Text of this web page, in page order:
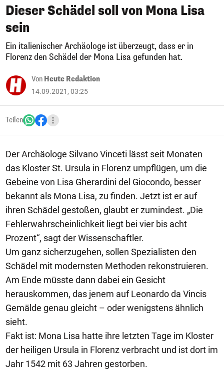
Dieser Schädel soll von Mona Lisa
sein
Ein italienischer Archäologe ist überzeugt, dass er in
Florenz den Schädel der Mona Lisa gefunden hat.
Von Heute Redaktion
14.09.2021, 03:25
Teilen
Der Archäologe Silvano Vinceti lässt seit Monaten
das Kloster St. Ursula in Florenz umpflügen, um die
Gebeine von Lisa Gherardini del Giocondo, besser
bekannt als Mona Lisa, zu finden. Jetzt ist er auf
ihren Schädel gestoßen, glaubt er zumindest. „Die
Fehlerwahrscheinlichkeit liegt bei vier bis acht
Prozent“, sagt der Wissenschaftler.
Um ganz sicherzugehen, sollen Spezialisten den
Schädel mit modernsten Methoden rekonstruieren.
Am Ende müsste dann dabei ein Gesicht
herauskommen, das jenem auf Leonardo da Vincis
Gemälde genau gleicht – oder wenigstens ähnlich
sieht.
Fakt ist: Mona Lisa hatte ihre letzten Tage im Kloster
der heiligen Ursula in Florenz verbracht und ist dort im
Jahr 1542 mit 63 Jahren gestorben.